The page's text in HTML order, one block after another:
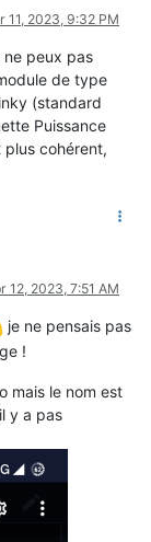
11, 2023, 9:32 PM
ne peux pas
de type
(standard
Puissance
cohérent,
12, 2023, 7:51 AM
je ne pensais pas
!
mais le nom est
y a pas